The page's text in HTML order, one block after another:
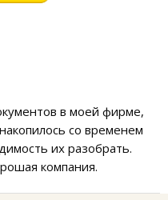
в моей фирме,
со временем
их разобрать.
компания.